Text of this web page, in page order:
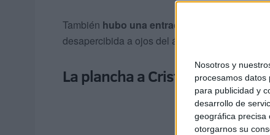
Nosotros y
procesamos datos
para publicidad y
desarrollo de
geográfica precisa
otorgarnos su
También hubo una entrada polémica en el
desapercibida a ojos del árbitro principal del
La plancha a Cristian